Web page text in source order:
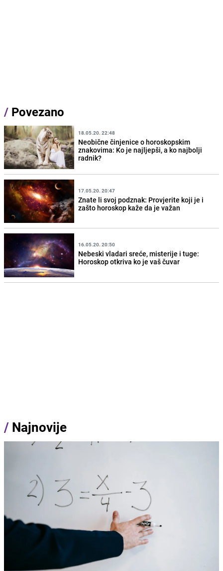
/ Povezano
18.05.20. 22:48
Neobične činjenice o horoskopskim
znakovima: Ko je najljepši, a ko najbolji
radnik?
17.05.20. 20:47
Znate li svoj podznak: Provjerite koji je i
zašto horoskop kaže da je važan
16.05.20. 20:50
Nebeski vladari sreće, misterije i tuge:
Horoskop otkriva ko je vaš čuvar
/ Najnovije